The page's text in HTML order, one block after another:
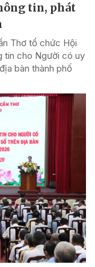
tin, phát
Thơ tổ chức Hội
tin cho Người có uy
bàn thành phố